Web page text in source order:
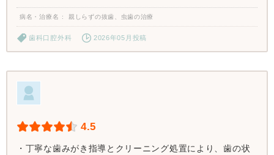
病名・治療名 親しらずの抜歯、虫歯の治療
歯科口腔外科 2026年05月投稿
4.5
・丁寧な歯みがき指導とクリーニング処置により、歯の状